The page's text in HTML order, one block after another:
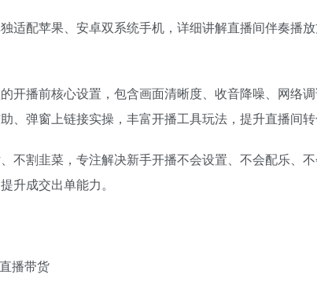
适配苹果、安卓双系统手机，详细讲解直播间伴奏播
开播前核心设置，包含画面清晰度、收音降噪、网络
、弹窗上链接实操，丰富开播工具玩法，提升直播间转
不割韭菜，专注解决新手开播不会设置、不会配乐、
升成交出单能力。
播带货